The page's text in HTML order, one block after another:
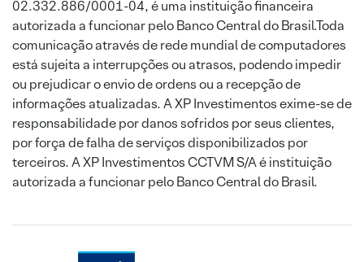
02.332.886/0001-04, é uma instituição financeira
autorizada a funcionar pelo Banco Central do Brasil.Toda
comunicação através de rede mundial de computadores
está sujeita a interrupções ou atrasos, podendo impedir
ou prejudicar o envio de ordens ou a recepção de
informações atualizadas. A XP Investimentos exime-se de
responsabilidade por danos sofridos por seus clientes,
por força de falha de serviços disponibilizados por
terceiros. A XP Investimentos CCTVM S/A é instituição
autorizada a funcionar pelo Banco Central do Brasil.